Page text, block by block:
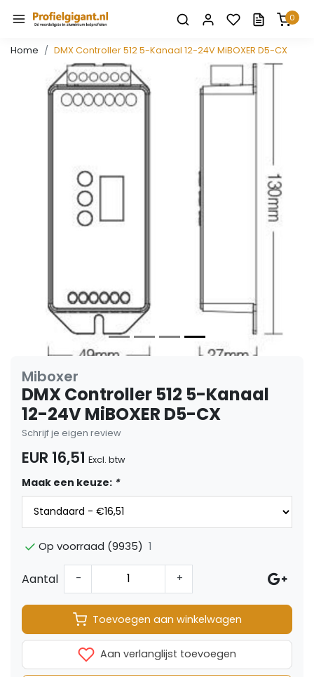
0
Home DMX Controller 512 5-Kanaal 12-24V MiBOXER D5-CX
Miboxer
DMX Controller 512 5-Kanaal
12-24V MiBOXER D5-CX
Schrijf je eigen review
EUR 16,51 Excl. btw
Maak een keuze: *
Op voorraad (9935) 1
Aantal - +
Toevoegen aan winkelwagen
Aan verlanglijst toevoegen